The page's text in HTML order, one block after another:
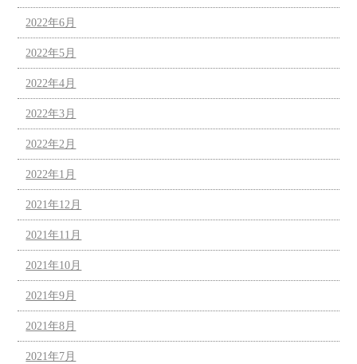
2022年6月
2022年5月
2022年4月
2022年3月
2022年2月
2022年1月
2021年12月
2021年11月
2021年10月
2021年9月
2021年8月
2021年7月